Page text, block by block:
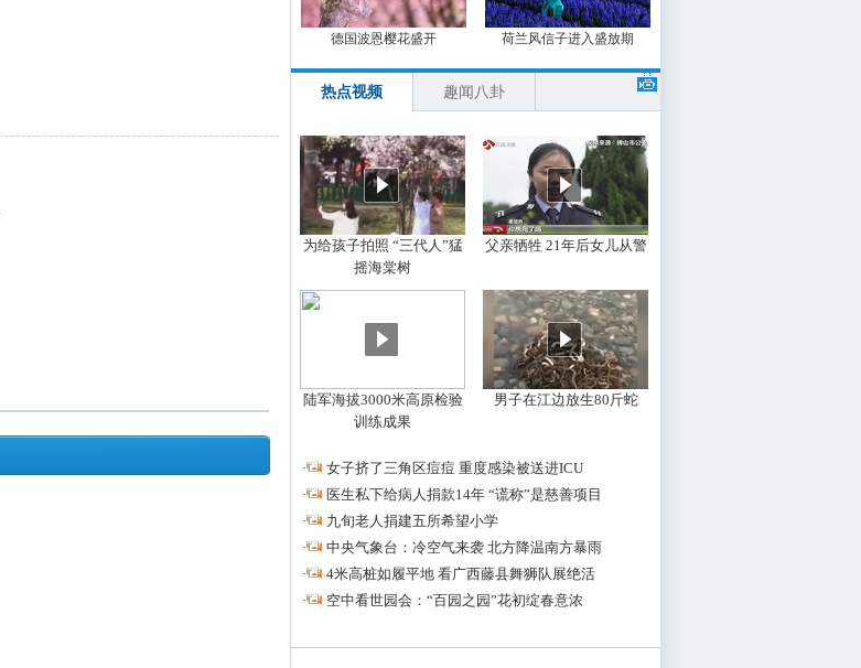
德国波恩樱花盛开 荷兰风信子进入盛放期
热点视频 趣闻八卦
为给孩子拍照 “三代人”猛
摇海棠树
父亲牺牲 21年后女儿从警
陆军海拔3000米高原检验
训练成果
男子在江边放生80斤蛇
·
女子挤了三角区痘痘 重度感染被送进ICU
·
医生私下给病人捐款14年 “谎称”是慈善项目
·
九旬老人捐建五所希望小学
·
中央气象台：冷空气来袭 北方降温南方暴雨
·
4米高桩如履平地 看广西藤县舞狮队展绝活
·
空中看世园会：“百园之园”花初绽春意浓